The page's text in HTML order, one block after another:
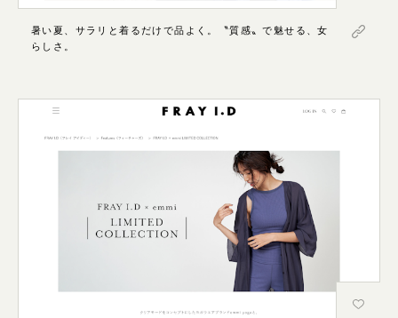
暑い夏、サラリと着るだけで品よく。〝質感〟で魅せる、女
らしさ。